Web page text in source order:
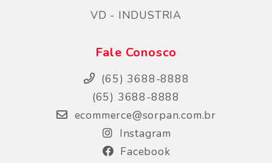
VD - INDUSTRIA
Fale Conosco
(65) 3688-8888
(65) 3688-8888
ecommerce@sorpan.com.br
Instagram
Facebook